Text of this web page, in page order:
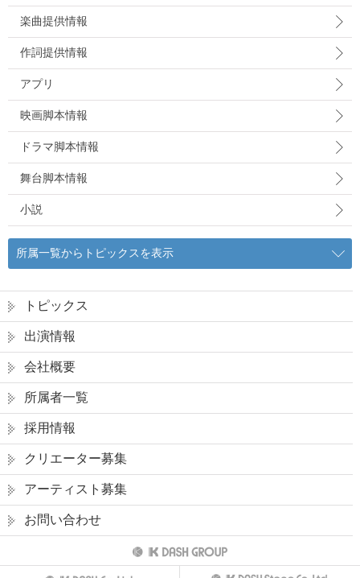
楽曲提供情報
作詞提供情報
アプリ
映画脚本情報
ドラマ脚本情報
舞台脚本情報
小説
所属一覧からトピックスを表示
トピックス
出演情報
会社概要
所属者一覧
採用情報
クリエーター募集
アーティスト募集
お問い合わせ